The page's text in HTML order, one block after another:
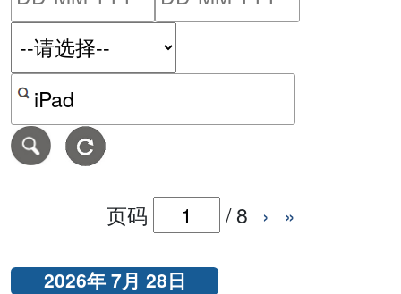
按关键字或 CVE ID 搜寻保安警报
页码 /8 › »
2026年 7月 28日